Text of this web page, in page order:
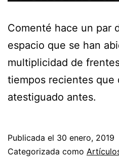
Comenté hace un par
espacio que se han
multiplicidad de
tiempos recientes que
atestiguado antes.
Publicada el 30 enero, 2019
Categorizada como